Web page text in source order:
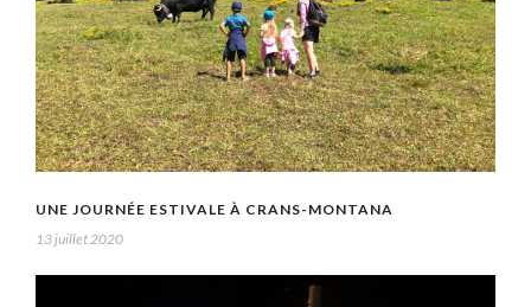
UNE JOURNÉE ESTIVALE À CRANS-MONTANA
13 juillet 2020